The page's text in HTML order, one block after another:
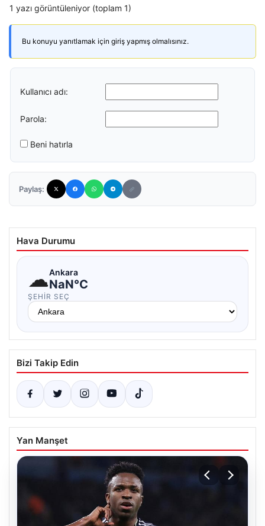
1 yazı görüntüleniyor (toplam 1)
Bu konuyu yanıtlamak için giriş yapmış olmalısınız.
Kullanıcı adı:
Parola:
Beni hatırla
Paylaş:
Hava Durumu
☁Ankara
NaN°C
ŞEHIR SEÇ
Bizi Takip Edin
Yan Manşet